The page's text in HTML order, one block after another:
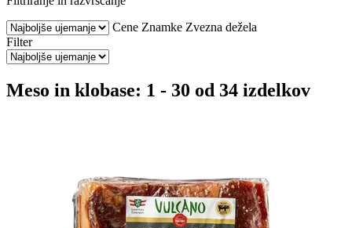
Cene Znamke Zvezna dežela
Filter
Meso in klobase: 1 - 30 od 34 izdelkov